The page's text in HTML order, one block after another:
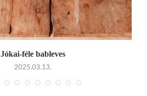
Jókai-féle bableves
2025.03.13.